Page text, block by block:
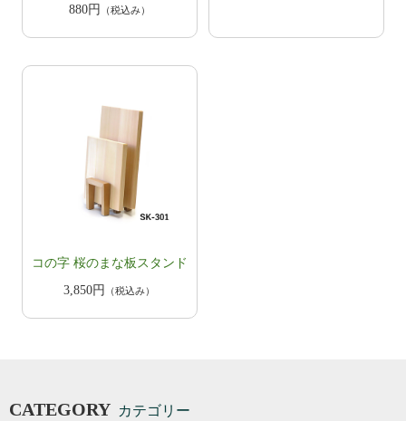
880円
（税込み）
コの字 桜のまな板スタンド
3,850円
（税込み）
CATEGORY カテゴリー